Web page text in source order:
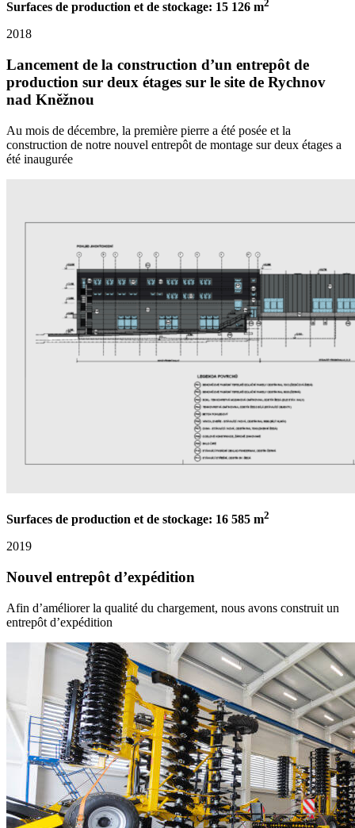
Surfaces de production et de stockage: 15 126 m2
2018
Lancement de la construction d’un entrepôt de
production sur deux étages sur le site de Rychnov
nad Kněžnou
Au mois de décembre, la première pierre a été posée et la
construction de notre nouvel entrepôt de montage sur deux étages a
été inaugurée
Surfaces de production et de stockage: 16 585 m2
2019
Nouvel entrepôt d’expédition
Afin d’améliorer la qualité du chargement, nous avons construit un
entrepôt d’expédition